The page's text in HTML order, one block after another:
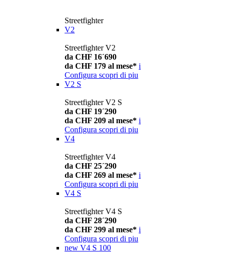
Streetfighter
V2
Streetfighter V2
da CHF 16´690
da CHF 179 al mese* i
Configura scopri di piu
V2 S
Streetfighter V2 S
da CHF 19´290
da CHF 209 al mese* i
Configura scopri di piu
V4
Streetfighter V4
da CHF 25´290
da CHF 269 al mese* i
Configura scopri di piu
V4 S
Streetfighter V4 S
da CHF 28´290
da CHF 299 al mese* i
Configura scopri di piu
new V4 S 100